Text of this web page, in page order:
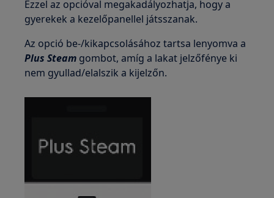
Ezzel az opcióval megakadályozhatja, hogy a
gyerekek a kezelőpanellel játsszanak.
Az opció be-/kikapcsolásához tartsa lenyomva a
Plus Steam gombot, amíg a lakat jelzőfénye ki
nem gyullad/elalszik a kijelzőn.